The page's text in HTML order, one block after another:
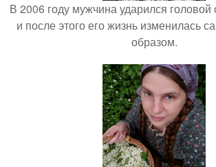
В 2006 году мужчина ударился головой
и после этого его жизнь изменилась
образом.